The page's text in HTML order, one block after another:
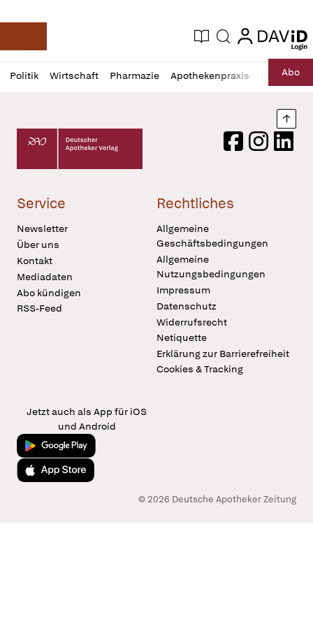
Deutsche Apotheker Zeitung
Aktuelle Ausgabe
Suche login
login
Politik Wirtschaft Pharmazie Apothekenpraxis RechtAbo
Profil
öffnen
Daz
Pur
Deutscher Apotheker Verlag Logo
FacebookInstagram
Service
Newsletter
Über uns
Kontakt
Mediadaten
Abo kündigen
RSS-Feed
Rechtliches
Allgemeine
Geschäftsbedingungen
Allgemeine
Nutzungsbedingungen
Impressum
Datenschutz
Widerrufsrecht
Netiquette
Erklärung zur Barrierefreiheit
Cookies & Tracking
Jetzt auch als App für iOS
und Android
Jetzt bei Google Play
Laden im App Store
© 2026 Deutsche Apotheker Zeitung